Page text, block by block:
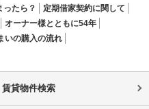
ったら？
定期借家契約に関して
オーナー様とともに54年
いの購入の流れ
賃貸物件検索